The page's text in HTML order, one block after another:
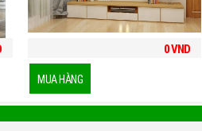
0VND